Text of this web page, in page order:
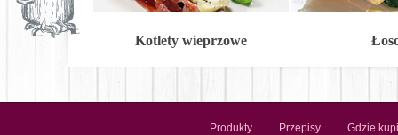
Kotlety wieprzowe
Produkty Przepisy Gdzie